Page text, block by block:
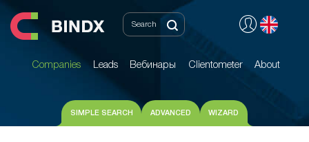
Companies Leads Вебинары Clientometer About
Companies Leads Вебинары Clientometer About
SIMPLE SEARCH ADVANCED WIZARD